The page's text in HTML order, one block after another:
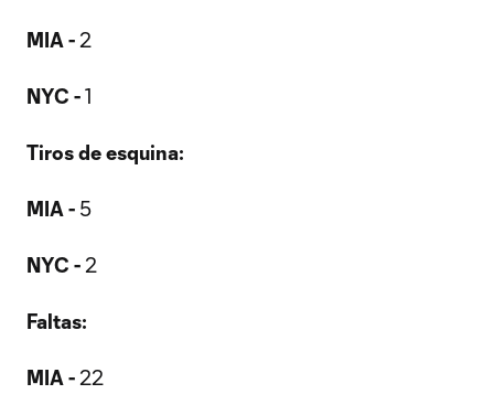
MIA - 2
NYC -1
Tiros de esquina:
MIA - 5
NYC - 2
Faltas:
MIA - 22